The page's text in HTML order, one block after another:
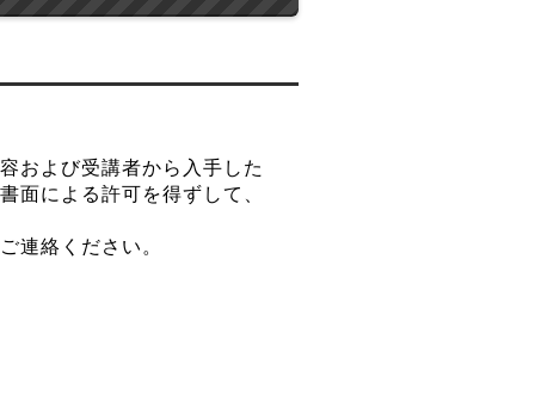
および受講者から入手した
面による許可を得ずして、
連絡ください。